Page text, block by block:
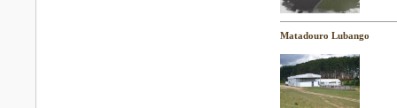
Matadouro Lubango